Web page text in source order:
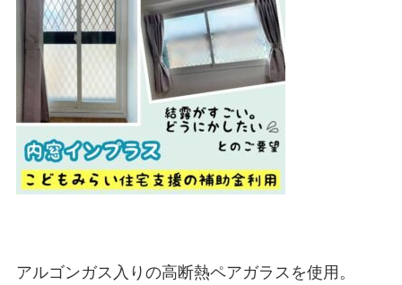
アルゴンガス入りの高断熱ペアガラスを使用。